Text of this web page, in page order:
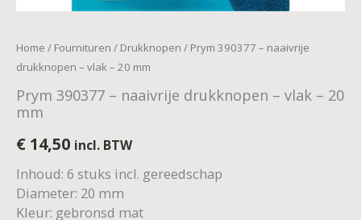
Home / Fournituren / Drukknopen / Prym 390377 – naaivrije
drukknopen – vlak – 20 mm
Prym 390377 – naaivrije drukknopen – vlak – 20
mm
€ 14,50 incl. BTW
Inhoud: 6 stuks incl. gereedschap
Diameter: 20 mm
Kleur: gebronsd mat